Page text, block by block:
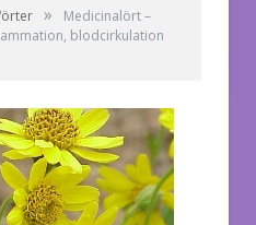
örter »
Medicinalört –
blodcirkulation